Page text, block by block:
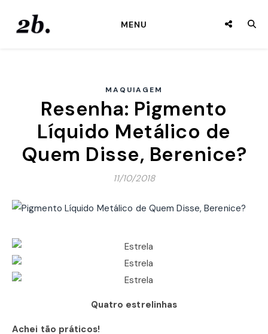
MENU
MAQUIAGEM
Resenha: Pigmento
Líquido Metálico de
Quem Disse, Berenice?
11/10/2018
Quatro estrelinhas
Achei tão práticos!